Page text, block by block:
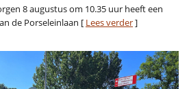
8 augustus om 10.35 uur heeft een
de Porseleinlaan [ Lees verder]